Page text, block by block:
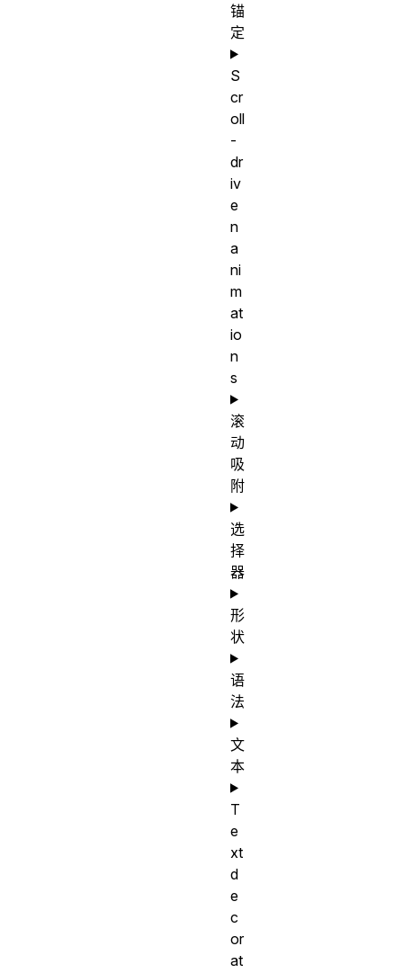
锚
定
S
cr
oll
-
dr
iv
e
n
a
ni
m
at
io
n
s
滚
动
吸
附
选
择
器
形
状
语
法
文
本
T
e
xt
d
e
c
or
at